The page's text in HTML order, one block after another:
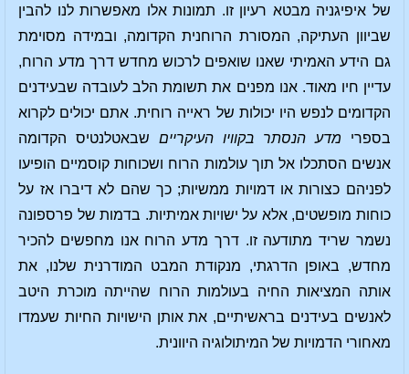
של איפיגניה מבטא רעיון זו. תמונות אלו מאפשרות לנו להבין
שביוון העתיקה, המסורת הרוחנית הקדומה, ובמידה מסוימת
גם הידע האמיתי שאנו שואפים לרכוש מחדש דרך מדע הרוח,
עדיין חיו מאוד. אנו מפנים את תשומת הלב לעובדה שבעידנים
הקדומים לנפש היו יכולות של ראייה רוחית. אתם יכולים לקרוא
בספרי מדע הנסתר בקוויו העיקריים שבאטלנטיס הקדומה
אנשים הסתכלו אל תוך עולמות הרוח ושכוחות קוסמיים הופיעו
לפניהם כצורות או דמויות ממשיות; כך שהם לא דיברו אז על
כוחות מופשטים, אלא על ישויות אמיתיות. בדמות של פרספונה
נשמר שריד מתודעה זו. דרך מדע הרוח אנו מחפשים להכיר
מחדש, באופן הדרגתי, מנקודת המבט המודרנית שלנו, את
אותה המציאות החיה בעולמות הרוח שהייתה מוכרת היטב
לאנשים בעידנים בראשיתיים, את אותן הישויות החיות שעמדו
מאחורי הדמויות של המיתולוגיה היוונית.